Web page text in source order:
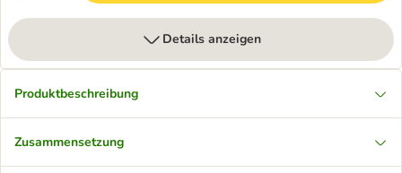
Details anzeigen
Produktbeschreibung
Zusammensetzung